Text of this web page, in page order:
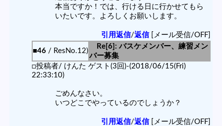
本当ですか！では、行ける日に行かせてもら
いたいです。よろしくお願いします。
引用返信/返信[メール受信/OFF]
■46 / ResNo.12)
Re[6]: バスケメンバー、練習メン
バー募集
□投稿者/ けんた ゲスト(3回)-(2018/06/15(Fri)
22:33:10)
ごめんなさい。
いつどこでやっているのでしょうか？
引用返信/返信[メール受信/OFF]